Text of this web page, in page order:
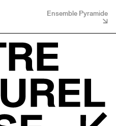
Ensemble Pyramide